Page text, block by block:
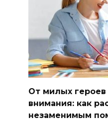
От милых героев
внимания: как
незаменимым